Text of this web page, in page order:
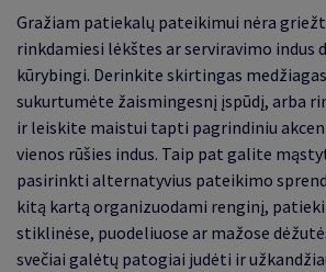
Gražiam patiekalų pateikimui nėra
rinkdamiesi lėkštes ar serviravimo indus
kūrybingi. Derinkite skirtingas
sukurtumėte žaismingesnį įspūdį, arba
ir leiskite maistui tapti pagrindiniu
vienos rūšies indus. Taip pat galite
pasirinkti alternatyvius pateikimo
kitą kartą organizuodami renginį,
stiklinėse, puodeliuose ar mažose
svečiai galėtų patogiai judėti ir